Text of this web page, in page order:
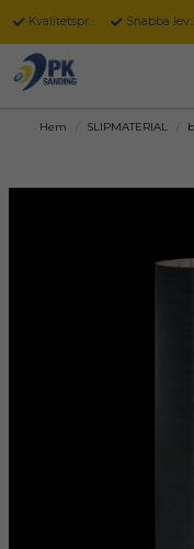
Kvalitetsprodukter Snabba leveranser
Hem SLIPMATERIAL